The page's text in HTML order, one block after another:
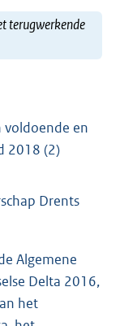
terugwerkende
voldoende en
2018 (2)
Drents
Algemene
Delta 2016,
het